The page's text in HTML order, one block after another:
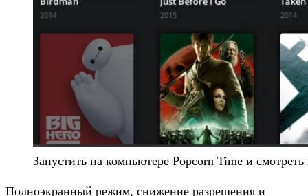
Запустить на компьютере Popcorn Time и
Полноэкранный режим, снижение разрешения и